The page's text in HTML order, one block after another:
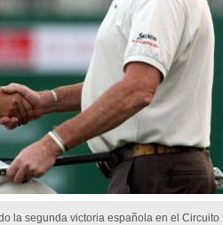
la segunda victoria española en el Circuito